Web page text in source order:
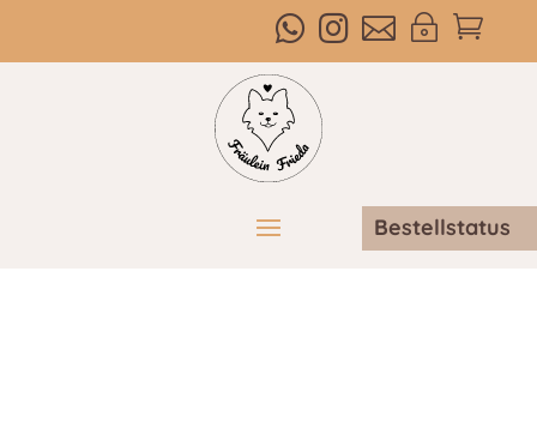

~



Bestellstatus